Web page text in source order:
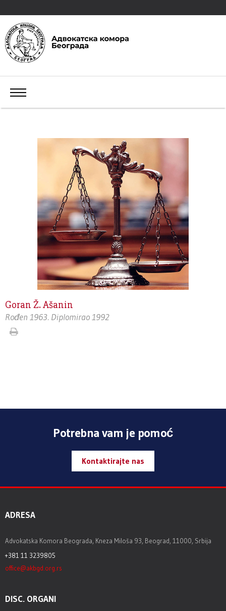
Goran Ž. Ašanin
Rođen 1963. Diplomirao 1992
Potrebna vam je pomoć
Kontaktirajte nas
ADRESA
Advokatska Komora Beograda, Kneza Miloša 93, Beograd, 11000, Srbija
+381 11 3239805
office@akbgd.org.rs
DISC. ORGANI